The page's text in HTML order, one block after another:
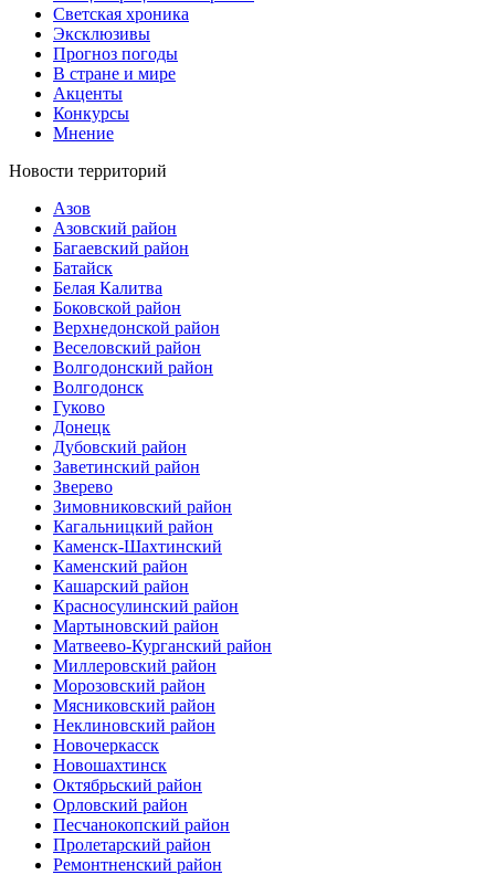
Светская хроника
Эксклюзивы
Прогноз погоды
В стране и мире
Акценты
Конкурсы
Мнение
Новости территорий
Азов
Азовский район
Багаевский район
Батайск
Белая Калитва
Боковской район
Верхнедонской район
Веселовский район
Волгодонский район
Волгодонск
Гуково
Донецк
Дубовский район
Заветинский район
Зверево
Зимовниковский район
Кагальницкий район
Каменск-Шахтинский
Каменский район
Кашарский район
Красносулинский район
Мартыновский район
Матвеево-Курганский район
Миллеровский район
Морозовский район
Мясниковский район
Неклиновский район
Новочеркасск
Новошахтинск
Октябрьский район
Орловский район
Песчанокопский район
Пролетарский район
Ремонтненский район